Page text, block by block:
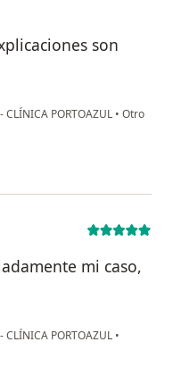
son
CLÍNICA PORTOAZUL • Otro
mi caso,
CLÍNICA PORTOAZUL •